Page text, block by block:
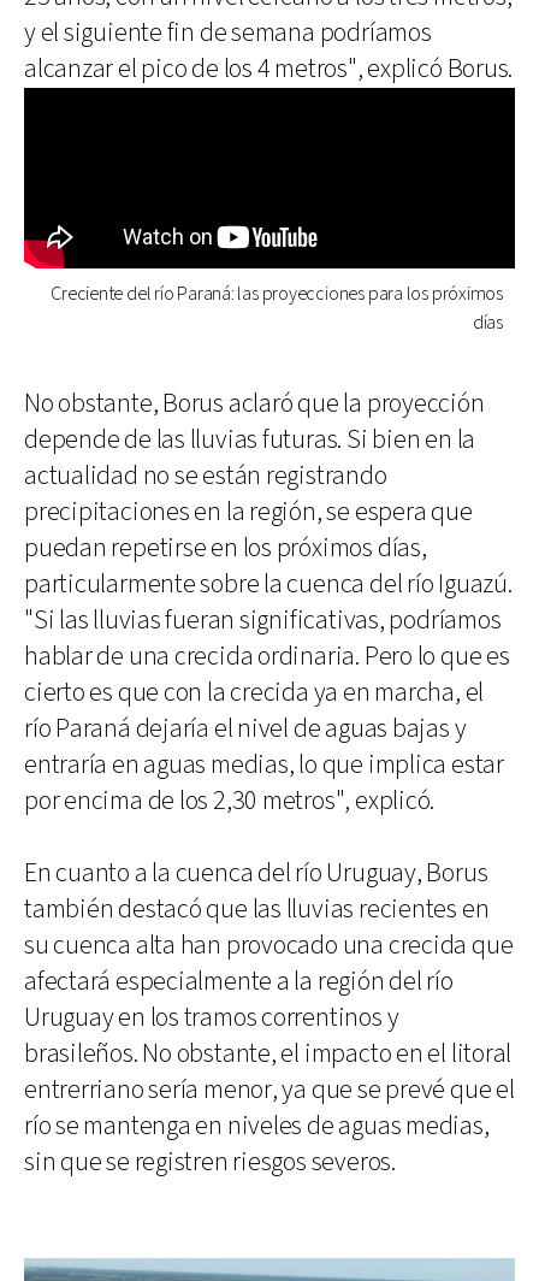
y el siguiente fin de semana podríamos
alcanzar el pico de los 4 metros", explicó Borus.
Creciente del río Paraná: las proyecciones para los próximos
días
No obstante, Borus aclaró que la proyección
depende de las lluvias futuras. Si bien en la
actualidad no se están registrando
precipitaciones en la región, se espera que
puedan repetirse en los próximos días,
particularmente sobre la cuenca del río Iguazú.
"Si las lluvias fueran significativas, podríamos
hablar de una crecida ordinaria. Pero lo que es
cierto es que con la crecida ya en marcha, el
río Paraná dejaría el nivel de aguas bajas y
entraría en aguas medias, lo que implica estar
por encima de los 2,30 metros", explicó.
En cuanto a la cuenca del río Uruguay, Borus
también destacó que las lluvias recientes en
su cuenca alta han provocado una crecida que
afectará especialmente a la región del río
Uruguay en los tramos correntinos y
brasileños. No obstante, el impacto en el litoral
entrerriano sería menor, ya que se prevé que el
río se mantenga en niveles de aguas medias,
sin que se registren riesgos severos.